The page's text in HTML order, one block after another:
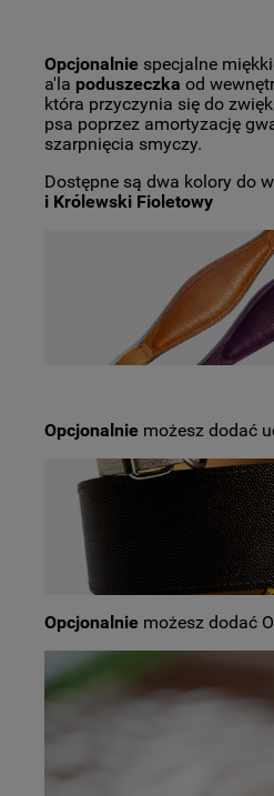
Opcjonalnie specjalne
a'la poduszeczka od
która przyczynia się do
psa poprzez amortyzację
szarpnięcia smyczy.
Dostępne są dwa kolory do
i Królewski Fioletowy
Opcjonalnie możesz dodać
Opcjonalnie możesz dodać